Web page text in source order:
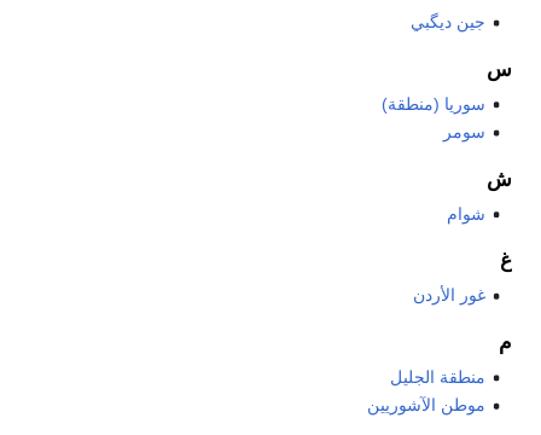
جين ديگبي
س
سوريا (منطقة)
سومر
ش
شوام
غ
غور الأردن
م
منطقة الجليل
موطن الآشوريين